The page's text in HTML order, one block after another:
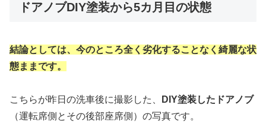
ドアノブDIY塗装から5カ月目の状態
結論としては、今のところ全く劣化することなく綺麗な状
態ままです。
こちらが昨日の洗車後に撮影した、
DIY塗装したドアノブ
（運転席側とその後部座席側）の写真です。